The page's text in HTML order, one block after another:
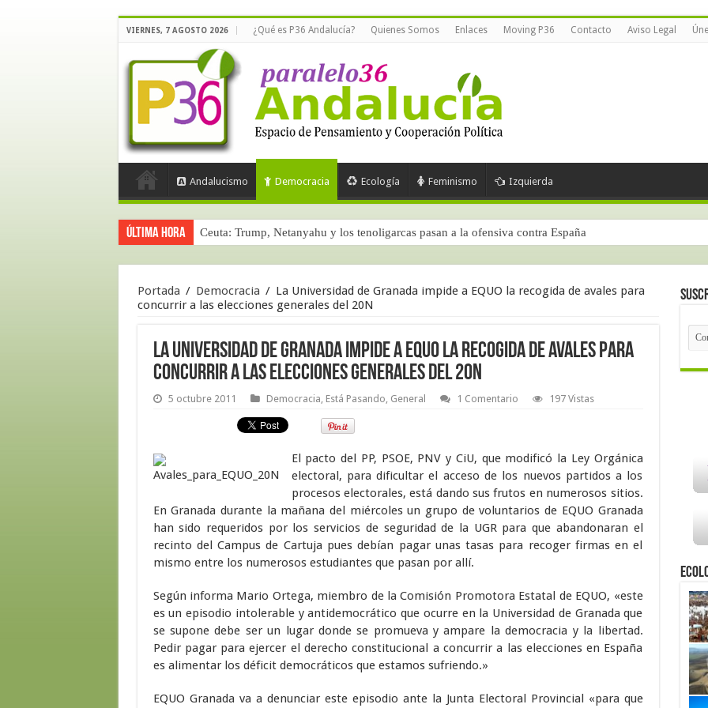
VIERNES, 7 AGOSTO 2026 ¿Qué es P36 Andalucía? Quienes Somos Enlaces Moving P36 Contacto Aviso Legal
Andalucismo Democracia Ecología Feminismo Izquierda
Última hora Ceuta: Trump, Netanyahu y los tenoligarcas pasan a la ofensiva contra España
La masificación turística (tercera parte)
Portada / Democracia / La Universidad de Granada impide a EQUO la recogida de avales para
concurrir a las elecciones generales del 20N
La Universidad de Granada impide a EQUO la recogida de avales para
concurrir a las elecciones generales del 20N
5 octubre 2011 Democracia, Está Pasando, General 1 Comentario 197 Vistas
El pacto del PP, PSOE, PNV y CiU, que modificó la Ley Orgánica
electoral, para dificultar el acceso de los nuevos partidos a los
procesos electorales, está dando sus frutos en numerosos sitios.
En Granada durante la mañana del miércoles un grupo de voluntarios de EQUO Granada
han sido requeridos por los servicios de seguridad de la UGR para que abandonaran el
recinto del Campus de Cartuja pues debían pagar unas tasas para recoger firmas en el
mismo entre los numerosos estudiantes que pasan por allí.
Según informa Mario Ortega, miembro de la Comisión Promotora Estatal de EQUO, «este
es un episodio intolerable y antidemocrático que ocurre en la Universidad de Granada que
se supone debe ser un lugar donde se promueva y ampare la democracia y la libertad.
Pedir pagar para ejercer el derecho constitucional a concurrir a las elecciones en España
es alimentar los déficit democráticos que estamos sufriendo.»
EQUO Granada va a denunciar este episodio ante la Junta Electoral Provincial «para que